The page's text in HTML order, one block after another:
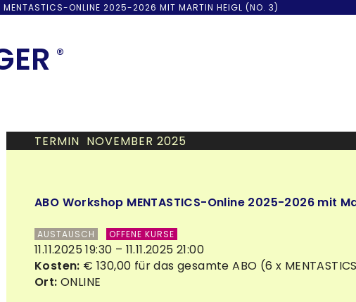
MENTASTICS-ONLINE 2025-2026 MIT MARTIN HEIGL (NO. 3)
ER ®
TERMIN NOVEMBER 2025
ABO Workshop MENTASTICS-Online 2025-2026 mit
AUSTAUSCH OFFENE KURSE
11.11.2025 19:30 – 11.11.2025 21:00
Kosten: € 130,00 für das gesamte ABO (6 x
Ort: ONLINE